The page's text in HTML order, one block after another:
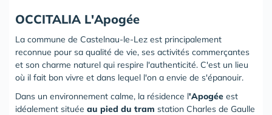
OCCITALIA L'Apogée
La commune de Castelnau-le-Lez est principalement
reconnue pour sa qualité de vie, ses activités commerçantes
et son charme naturel qui respire l'authenticité. C'est un lieu
où il fait bon vivre et dans lequel l'on a envie de s'épanouir.
Dans un environnement calme, la résidence l'Apogée est
idéalement située au pied du tram station Charles de Gaulle